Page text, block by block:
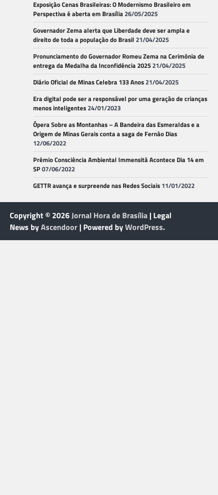
Exposição Cenas Brasileiras: O Modernismo Brasileiro em
Perspectiva é aberta em Brasília26/05/2025
Governador Zema alerta que Liberdade deve ser ampla e
direito de toda a população do Brasil 21/04/2025
Pronunciamento do Governador Romeu Zema na Cerimônia de
entrega da Medalha da Inconfidência 202521/04/2025
Diário Oficial de Minas Celebra 133 Anos21/04/2025
Era digital pode ser a responsável por uma geração de crianças
menos inteligentes24/01/2023
Ópera Sobre as Montanhas – A Bandeira das Esmeraldas e a
Origem de Minas Gerais conta a saga de Fernão Dias
12/06/2022
Prêmio Consciência Ambiental Immensità Acontece Dia 14 em
SP07/06/2022
GETTR avança e surpreende nas Redes Sociais 11/01/2022
Copyright © 2026Jornal Hora de Brasília | Legal
News byAscendoor | Powered byWordPress.